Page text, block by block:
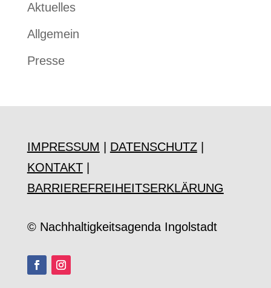
Aktuelles
Allgemein
Presse
IMPRESSUM DATENSCHUTZ|
KONTAKT
BARRIEREFREIHEITSERKLÄRUNG
© Nachhaltigkeitsagenda Ingolstadt